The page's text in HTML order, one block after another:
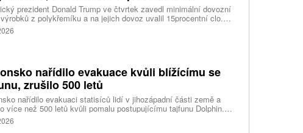
prezident Donald Trump ve čtvrtek zavedl minimální dovozní
z polykřemíku a na jejich dovoz uvalil 15procentní clo.
se používá při výrobě polovodičů a je hlavní složkou
panelů, jeho největším světovým producentem je Čína.
Reuters.nařídilo evakuace kvůli blížícímu se
zrušilo 500 letů
nařídilo evakuaci statisíců lidí v jihozápadní části země a
více než 500 letů kvůli pomalu postupujícímu tajfunu Dolphin.
meteorologů přinese tajfun do oblasti silný vítr, prudký déšť a
vlny, píše agentura Reuters. Dolphin je tajfunem první, tedy